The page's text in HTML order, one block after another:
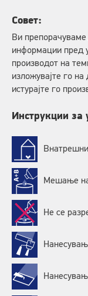
Совет:
Ви препорачуваме
информации пред
производот на
изложувајте го
истурајте го
Инструкции за
Мешање
Не се